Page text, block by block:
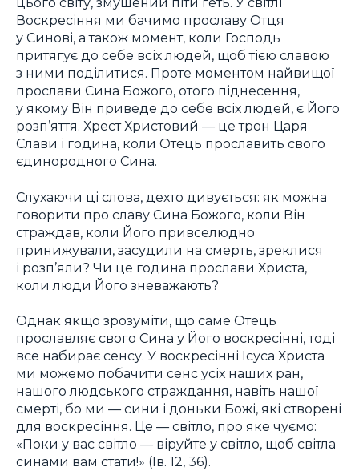
Воскресіння ми бачимо прославу Отця
у Синові, а також момент, коли Господь
притягує до себе всіх людей, щоб тією славою
з ними поділитися. Проте моментом найвищої
прослави Сина Божого, отого піднесення,
у якому Він приведе до себе всіх людей, є Його
розп’яття. Хрест Христовий — це трон Царя
Слави і година, коли Отець прославить свого
єдинородного Сина.
Слухаючи ці слова, дехто дивується: як можна
говорити про славу Сина Божого, коли Він
страждав, коли Його привселюдно
принижували, засудили на смерть, зреклися
і розп’яли? Чи це година прослави Христа,
коли люди Його зневажають?
Однак якщо зрозуміти, що саме Отець
прославляє свого Сина у Його воскресінні, тоді
все набирає сенсу. У воскресінні Ісуса Христа
ми можемо побачити сенс усіх наших ран,
нашого людського страждання, навіть нашої
смерті, бо ми — сини і доньки Божі, які створені
для воскресіння. Це — світло, про яке чуємо:
«Поки у вас світло — віруйте у світло, щоб світла
синами вам стати!» (Ів. 12, 36).